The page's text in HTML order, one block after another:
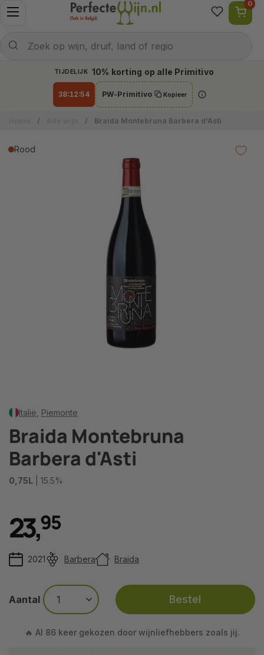
Ga naar content
Menu openen
Zoek op wijn, druif, land of regio
0
TIJDELIJK 10% korting op alle Primitivo
38:12:53 PW-Primitivo Kopieer Info
/ / Braida Montebruna Barbera d'Asti
Rood
Italië Piemonte
Braida Montebruna
Barbera d'Asti
0,75L | 15.5%
23,95
2021 Barbera Braida
Aantal Bestel
🔥 Al 86 keer gekozen door wijnliefhebbers zoals jij.